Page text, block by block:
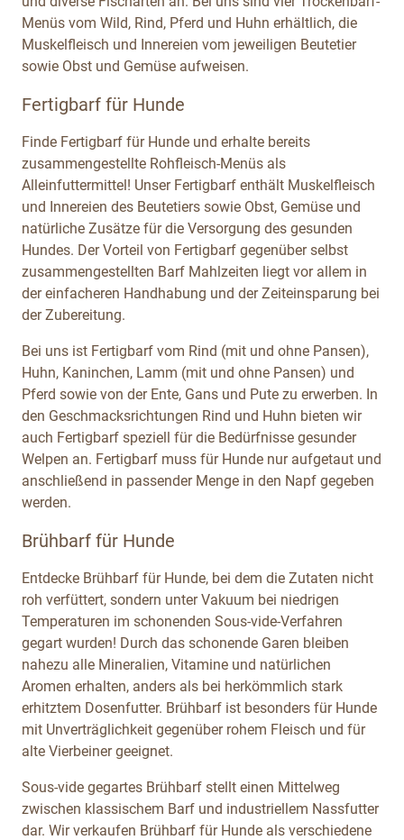
Menüs vom Wild, Rind, Pferd und Huhn erhältlich, die
Muskelfleisch und Innereien vom jeweiligen Beutetier
sowie Obst und Gemüse aufweisen.
Fertigbarf für Hunde
Finde Fertigbarf für Hunde und erhalte bereits
zusammengestellte Rohfleisch-Menüs als
Alleinfuttermittel! Unser Fertigbarf enthält Muskelfleisch
und Innereien des Beutetiers sowie Obst, Gemüse und
natürliche Zusätze für die Versorgung des gesunden
Hundes. Der Vorteil von Fertigbarf gegenüber selbst
zusammengestellten Barf Mahlzeiten liegt vor allem in
der einfacheren Handhabung und der Zeiteinsparung bei
der Zubereitung.
Bei uns ist Fertigbarf vom Rind (mit und ohne Pansen),
Huhn, Kaninchen, Lamm (mit und ohne Pansen) und
Pferd sowie von der Ente, Gans und Pute zu erwerben. In
den Geschmacksrichtungen Rind und Huhn bieten wir
auch Fertigbarf speziell für die Bedürfnisse gesunder
Welpen an. Fertigbarf muss für Hunde nur aufgetaut und
anschließend in passender Menge in den Napf gegeben
werden.
Brühbarf für Hunde
Entdecke Brühbarf für Hunde, bei dem die Zutaten nicht
roh verfüttert, sondern unter Vakuum bei niedrigen
Temperaturen im schonenden Sous-vide-Verfahren
gegart wurden! Durch das schonende Garen bleiben
nahezu alle Mineralien, Vitamine und natürlichen
Aromen erhalten, anders als bei herkömmlich stark
erhitztem Dosenfutter. Brühbarf ist besonders für Hunde
mit Unverträglichkeit gegenüber rohem Fleisch und für
alte Vierbeiner geeignet.
Sous-vide gegartes Brühbarf stellt einen Mittelweg
zwischen klassischem Barf und industriellem Nassfutter
dar. Wir verkaufen Brühbarf für Hunde als verschiedene